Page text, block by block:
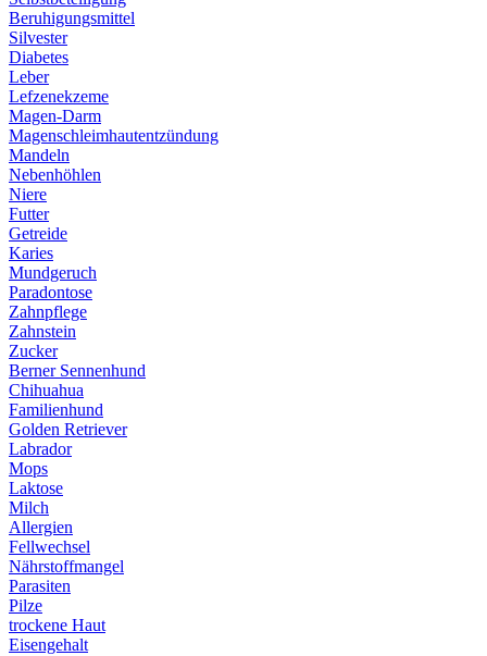
Beruhigungsmittel
Silvester
Diabetes
Leber
Lefzenekzeme
Magen-Darm
Magenschleimhautentzündung
Mandeln
Nebenhöhlen
Niere
Futter
Getreide
Karies
Mundgeruch
Paradontose
Zahnpflege
Zahnstein
Zucker
Berner Sennenhund
Chihuahua
Familienhund
Golden Retriever
Labrador
Mops
Laktose
Milch
Allergien
Fellwechsel
Nährstoffmangel
Parasiten
Pilze
trockene Haut
Eisengehalt